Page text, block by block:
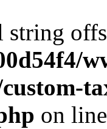
string
on